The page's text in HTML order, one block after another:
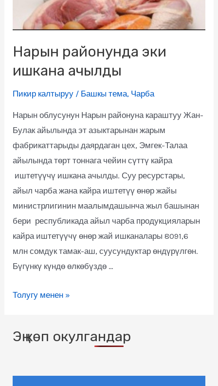
Нарын районунда эки
ишкана ачылды
Пикир калтыруу / Башкы тема, Чарба
Нарын облусунун Нарын районуна караштуу Жан-
Булак айылында эт азыктарынан жарым
фабрикаттарыды даярдаган цех, Эмгек-Талаа
айылында төрт тоннага чейин сүттү кайра
иштетүүчү ишкана ачылды. Суу ресурстары,
айыл чарба жана кайра иштетүү өнөр жайы
министрлигинин маалымдашынча жыл башынан
бери республикада айыл чарба продукцияларын
кайра иштетүүчү өнөр жай ишканалары 8091,6
млн сомдук тамак-аш, суусундуктар өндүрүлгөн.
Бүгүнкү күндө өлкөбүздө …
Толугу менен »
Эң көп окулгандар